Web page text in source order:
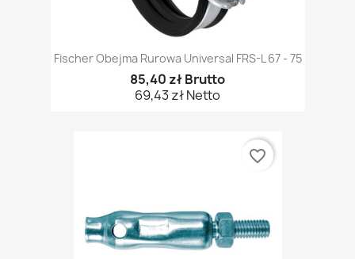
Fischer Obejma Rurowa Universal FRS-L 67 - 75
85,40 zł Brutto
69,43 zł Netto
favorite_border